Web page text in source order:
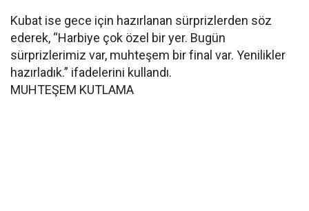
Kubat ise gece için hazırlanan sürprizlerden söz
ederek, “Harbiye çok özel bir yer. Bugün
sürprizlerimiz var, muhteşem bir final var. Yenilikler
hazırladık.” ifadelerini kullandı.
MUHTEŞEM KUTLAMA